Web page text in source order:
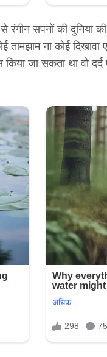
सपनों की दुनिया
तामझाम ना कोई
जा सकता था वो